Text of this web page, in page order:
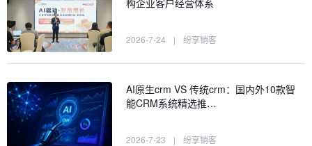
2026-7-24 | 纷享销客
AI原生crm VS 传统crm：国内外10款智
能CRM系统精选推…
2026-7-23 | 纷享销客